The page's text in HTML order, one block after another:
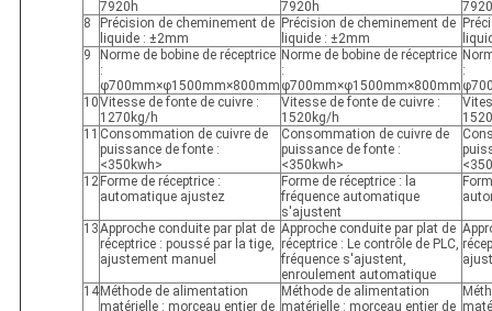
7920h
7920h
8
Précision de cheminement de
liquide : ±2mm
Précision de cheminement de
liquide : ±2mm
9
Norme de bobine de réceptrice
:
φ700mm×φ1500mm×800mm
Norme de bobine de réceptrice
:
φ700mm×φ1500mm×800mm
:
10Vitesse de fonte de cuivre :
1270kg/h
Vitesse de fonte de cuivre :
1520kg/h
11 Consommation de cuivre de
puissance de fonte :
<350kwh>
Consommation de cuivre de
puissance de fonte :
<350kwh>
12 Forme de réceptrice :
automatique ajustez
Forme de réceptrice : la
fréquence automatique
s'ajustent
13Approche conduite par plat de
réceptrice : poussé par la tige,
ajustement manuel
Approche conduite par plat de
réceptrice : Le contrôle de PLC,
fréquence s'ajustent,
enroulement automatique
14 Méthode de alimentation
matérielle : morceau entier de
Méthode de alimentation
matérielle : morceau entier de